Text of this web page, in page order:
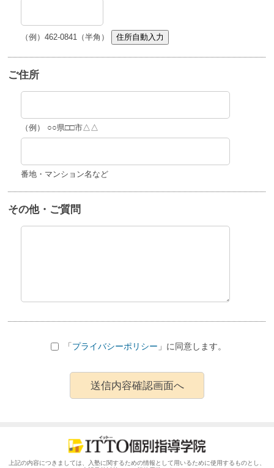
（例）462-0841（半角） 住所自動入力
ご住所
（例） ○○県□□市△△
番地・マンション名など
その他・ご質問
「プライバシーポリシー 」に同意します。
上記の内容につきましては、入塾に関するための情報として用いるために使用するものとし、